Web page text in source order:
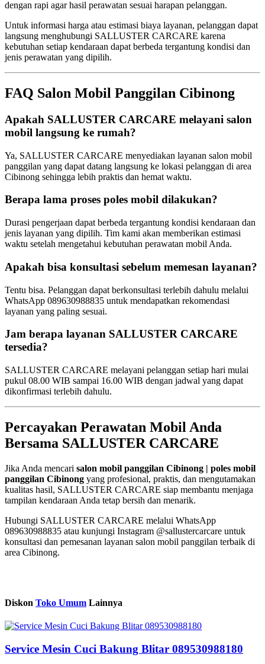
dengan rapi agar hasil perawatan sesuai harapan pelanggan.
Untuk informasi harga atau estimasi biaya layanan, pelanggan dapat
langsung menghubungi SALLUSTER CARCARE karena
kebutuhan setiap kendaraan dapat berbeda tergantung kondisi dan
jenis perawatan yang dipilih.
FAQ Salon Mobil Panggilan Cibinong
Apakah SALLUSTER CARCARE melayani salon
mobil langsung ke rumah?
Ya, SALLUSTER CARCARE menyediakan layanan salon mobil
panggilan yang dapat datang langsung ke lokasi pelanggan di area
Cibinong sehingga lebih praktis dan hemat waktu.
Berapa lama proses poles mobil dilakukan?
Durasi pengerjaan dapat berbeda tergantung kondisi kendaraan dan
jenis layanan yang dipilih. Tim kami akan memberikan estimasi
waktu setelah mengetahui kebutuhan perawatan mobil Anda.
Apakah bisa konsultasi sebelum memesan layanan?
Tentu bisa. Pelanggan dapat berkonsultasi terlebih dahulu melalui
WhatsApp 089630988835 untuk mendapatkan rekomendasi
layanan yang paling sesuai.
Jam berapa layanan SALLUSTER CARCARE
tersedia?
SALLUSTER CARCARE melayani pelanggan setiap hari mulai
pukul 08.00 WIB sampai 16.00 WIB dengan jadwal yang dapat
dikonfirmasi terlebih dahulu.
Percayakan Perawatan Mobil Anda
Bersama SALLUSTER CARCARE
Jika Anda mencari salon mobil panggilan Cibinong | poles mobil
panggilan Cibinong yang profesional, praktis, dan mengutamakan
kualitas hasil, SALLUSTER CARCARE siap membantu menjaga
tampilan kendaraan Anda tetap bersih dan menarik.
Hubungi SALLUSTER CARCARE melalui WhatsApp
089630988835 atau kunjungi Instagram @sallustercarcare untuk
konsultasi dan pemesanan layanan salon mobil panggilan terbaik di
area Cibinong.
Diskon Toko Umum Lainnya
Service Mesin Cuci Bakung Blitar 089530988180